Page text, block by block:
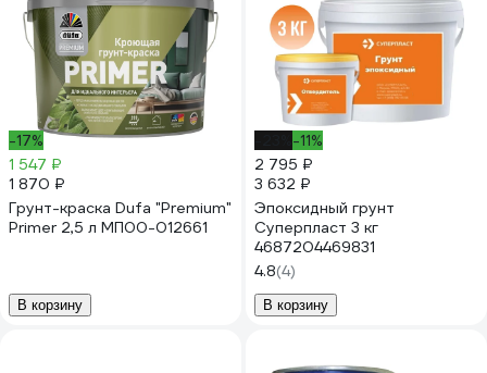
-17%
1 547 ₽
1 870 ₽
Грунт-краска Dufa "Premium"
Primer 2,5 л МП00-012661
В корзину
-11%
2 795 ₽
3 632 ₽
Эпоксидный грунт
Суперпласт 3 кг
4687204469831
4.8(4)
В корзину